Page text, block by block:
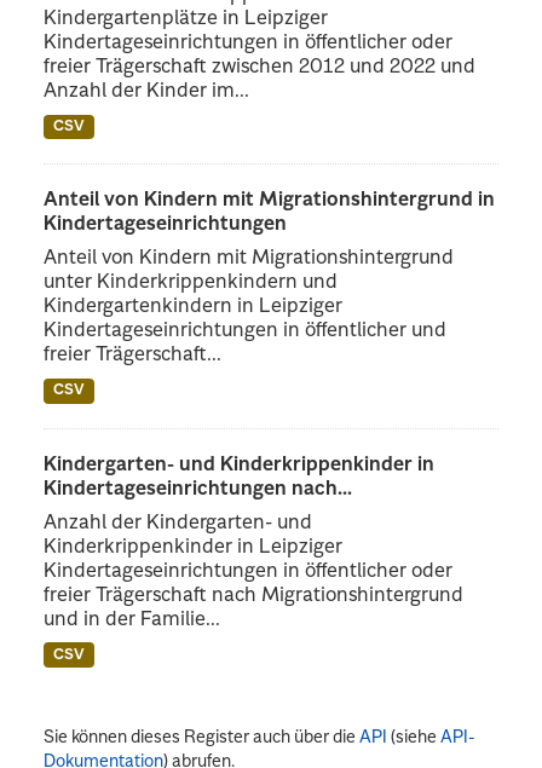
Kindergartenplätze in Leipziger
Kindertageseinrichtungen in öffentlicher oder
freier Trägerschaft zwischen 2012 und 2022 und
Anzahl der Kinder im...
CSV
Anteil von Kindern mit Migrationshintergrund in
Kindertageseinrichtungen
Anteil von Kindern mit Migrationshintergrund
unter Kinderkrippenkindern und
Kindergartenkindern in Leipziger
Kindertageseinrichtungen in öffentlicher und
freier Trägerschaft...
CSV
Kindergarten- und Kinderkrippenkinder in
Kindertageseinrichtungen nach...
Anzahl der Kindergarten- und
Kinderkrippenkinder in Leipziger
Kindertageseinrichtungen in öffentlicher oder
freier Trägerschaft nach Migrationshintergrund
und in der Familie...
CSV
Sie können dieses Register auch über dieAPI (sieheAPI-
Dokumentation) abrufen.